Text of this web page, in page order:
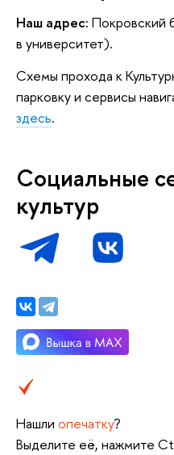
Наш адрес: Покровский
в университет).
Схемы прохода к
парковку и сервисы
здесь.
Социальные
культур
Нашли опечатку?
Выделите её, нажмите